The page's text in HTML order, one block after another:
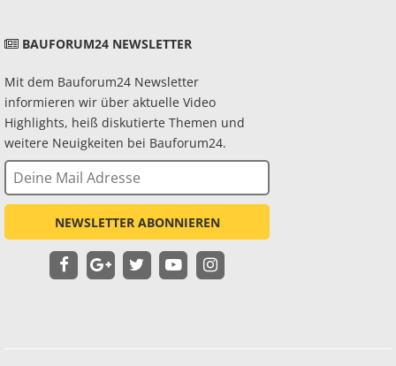
BAUFORUM24 NEWSLETTER
Mit dem Bauforum24 Newsletter
informieren wir über aktuelle Video
Highlights, heiß diskutierte Themen und
weitere Neuigkeiten bei Bauforum24.
NEWSLETTER ABONNIEREN